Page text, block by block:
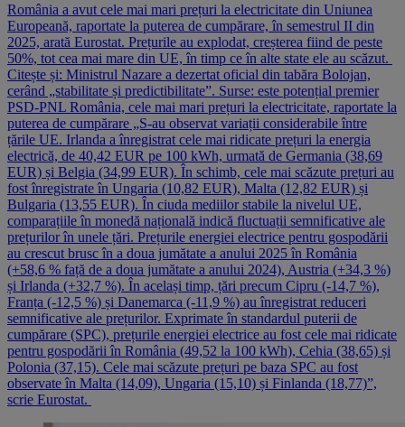
România a avut cele mai mari prețuri la electricitate din Uniunea
Europeană, raportate la puterea de cumpărare, în semestrul II din
2025, arată Eurostat. Prețurile au explodat, creșterea fiind de peste
50%, tot cea mai mare din UE, în timp ce în alte state ele au scăzut.
Citește și: Ministrul Nazare a dezertat oficial din tabăra Bolojan,
cerând „stabilitate și predictibilitate”. Surse: este potențial premier
PSD-PNL România, cele mai mari prețuri la electricitate, raportate la
puterea de cumpărare „S-au observat variații considerabile între
țările UE. Irlanda a înregistrat cele mai ridicate prețuri la energia
electrică, de 40,42 EUR pe 100 kWh, urmată de Germania (38,69
EUR) și Belgia (34,99 EUR). În schimb, cele mai scăzute prețuri au
fost înregistrate în Ungaria (10,82 EUR), Malta (12,82 EUR) și
Bulgaria (13,55 EUR). În ciuda mediilor stabile la nivelul UE,
comparațiile în monedă națională indică fluctuații semnificative ale
prețurilor în unele țări. Prețurile energiei electrice pentru gospodării
au crescut brusc în a doua jumătate a anului 2025 în România
(+58,6 % față de a doua jumătate a anului 2024), Austria (+34,3 %)
și Irlanda (+32,7 %). În același timp, țări precum Cipru (-14,7 %),
Franța (-12,5 %) și Danemarca (-11,9 %) au înregistrat reduceri
semnificative ale prețurilor. Exprimate în standardul puterii de
cumpărare (SPC), prețurile energiei electrice au fost cele mai ridicate
pentru gospodării în România (49,52 la 100 kWh), Cehia (38,65) și
Polonia (37,15). Cele mai scăzute prețuri pe baza SPC au fost
observate în Malta (14,09), Ungaria (15,10) și Finlanda (18,77)”,
scrie Eurostat.